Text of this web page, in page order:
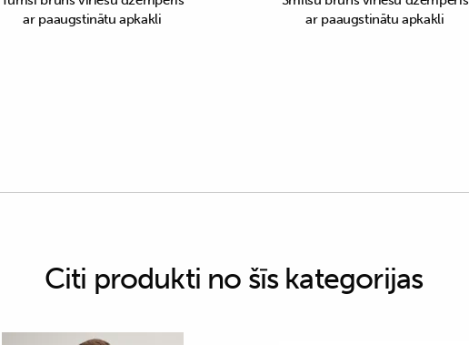
ar paaugstinātu apkakli
ar paaugstinātu apkakli
Citi produkti no šīs kategorijas